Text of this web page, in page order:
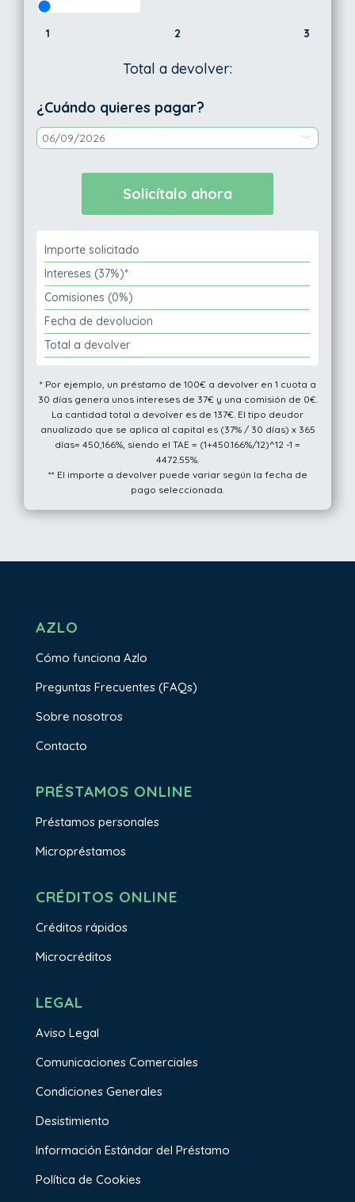
1 2 3
Total a devolver:
¿Cuándo quieres pagar?
Importe solicitado
Intereses (37%)*
Comisiones (0%)
Fecha de devolucion
Total a devolver
* Por ejemplo, un préstamo de 100€ a devolver en 1 cuota a
30 días genera unos intereses de 37€ y una comisión de 0€.
La cantidad total a devolver es de 137€. El tipo deudor
anualizado que se aplica al capital es (37% / 30 días) x 365
días= 450,166%, siendo el TAE = (1+450.166%/12)^12 -1 =
4472.55%.
** El importe a devolver puede variar según la fecha de
pago seleccionada.
AZLO
Cómo funciona Azlo
Preguntas Frecuentes (FAQs)
Sobre nosotros
Contacto
PRÉSTAMOS ONLINE
Préstamos personales
Micropréstamos
CRÉDITOS ONLINE
Créditos rápidos
Microcréditos
LEGAL
Aviso Legal
Comunicaciones Comerciales
Condiciones Generales
Desistimiento
Información Estándar del Préstamo
Política de Cookies